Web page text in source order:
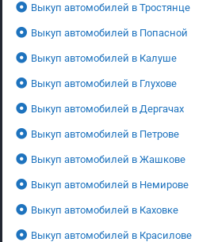
Выкуп автомобилей в Тростянце
Выкуп автомобилей в Попасной
Выкуп автомобилей в Калуше
Выкуп автомобилей в Глухове
Выкуп автомобилей в Дергачах
Выкуп автомобилей в Петрове
Выкуп автомобилей в Жашкове
Выкуп автомобилей в Немирове
Выкуп автомобилей в Каховке
Выкуп автомобилей в Красилове